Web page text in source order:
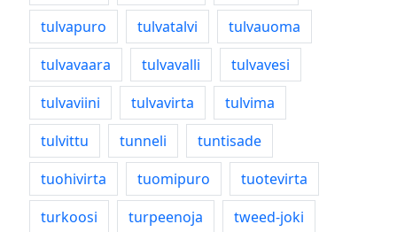
tulvapuro
tulvatalvi
tulvauoma
tulvavaara
tulvavalli
tulvavesi
tulvaviini
tulvavirta
tulvima
tulvittu
tunneli
tuntisade
tuohivirta
tuomipuro
tuotevirta
turkoosi
turpeenoja
tweed-joki